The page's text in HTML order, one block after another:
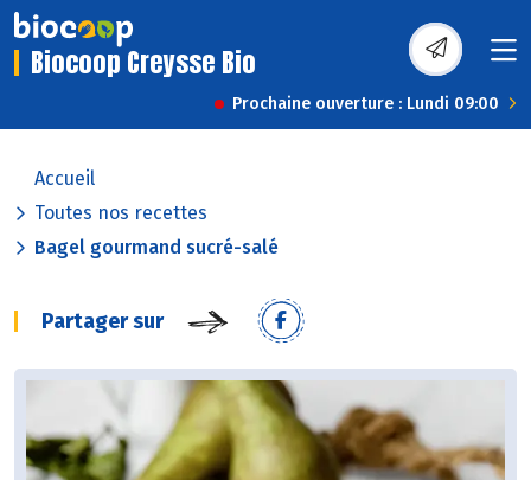
Biocoop Creysse Bio
Prochaine ouverture : Lundi 09:00
Accueil
Toutes nos recettes
Bagel gourmand sucré-salé
Partager sur